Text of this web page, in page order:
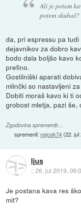
Ali je potem
potem skuhaš?
da, pri espressu pa
dejavnikov za dobro
bodo dala boljšo kavo
prefino.
Gostilniški aparati
mlinčki so nastavljeni
Dobiti moraš kavo ki ti
grobost mletja, pazi še,
Zgodovina sprememb…
spremenil:nejcek74(22. jul
Ijus
::26. jul 2019,
Je postana kava res
mit?